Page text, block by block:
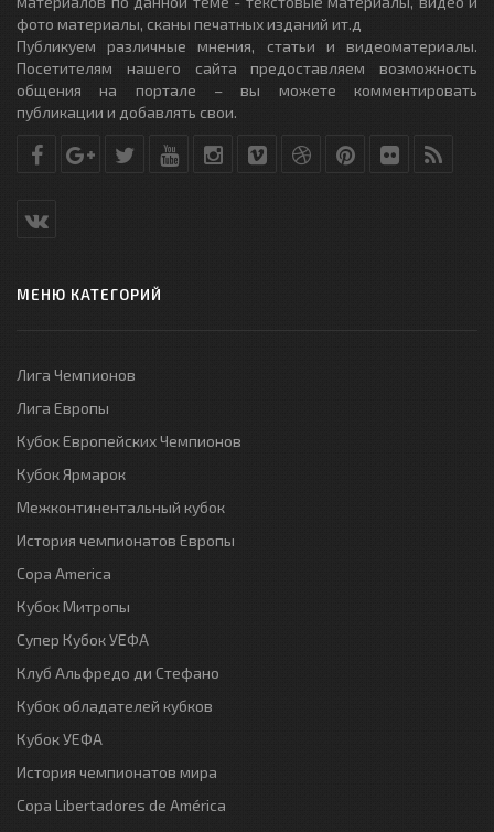
фото материалы, сканы печатных изданий ит.д
Публикуем различные мнения, статьи и видеоматериалы.
Посетителям нашего сайта предоставляем возможность
общения на портале – вы можете комментировать
публикации и добавлять свои.
МЕНЮ КАТЕГОРИЙ
Лига Чемпионов
Лига Европы
Кубок Европейских Чемпионов
Кубок Ярмарок
Межконтинентальный кубок
История чемпионатов Европы
Copa America
Кубок Митропы
Супер Кубок УЕФА
Клуб Альфредо ди Стефано
Кубок обладателей кубков
Кубок УЕФА
История чемпионатов мира
Copa Libertadores de América